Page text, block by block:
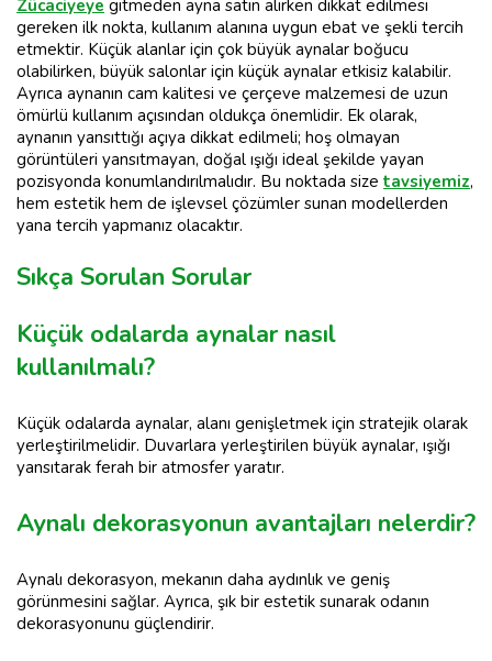
Zücaciyeye gitmeden ayna satın alırken dikkat edilmesi
gereken ilk nokta, kullanım alanına uygun ebat ve şekli tercih
etmektir. Küçük alanlar için çok büyük aynalar boğucu
olabilirken, büyük salonlar için küçük aynalar etkisiz kalabilir.
Ayrıca aynanın cam kalitesi ve çerçeve malzemesi de uzun
ömürlü kullanım açısından oldukça önemlidir. Ek olarak,
aynanın yansıttığı açıya dikkat edilmeli; hoş olmayan
görüntüleri yansıtmayan, doğal ışığı ideal şekilde yayan
pozisyonda konumlandırılmalıdır. Bu noktada size tavsiyemiz,
hem estetik hem de işlevsel çözümler sunan modellerden
yana tercih yapmanız olacaktır.
Sıkça Sorulan Sorular
Küçük odalarda aynalar nasıl
kullanılmalı?
Küçük odalarda aynalar, alanı genişletmek için stratejik olarak
yerleştirilmelidir. Duvarlara yerleştirilen büyük aynalar, ışığı
yansıtarak ferah bir atmosfer yaratır.
Aynalı dekorasyonun avantajları nelerdir?
Aynalı dekorasyon, mekanın daha aydınlık ve geniş
görünmesini sağlar. Ayrıca, şık bir estetik sunarak odanın
dekorasyonunu güçlendirir.